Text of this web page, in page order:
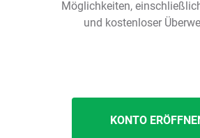
Möglichkeiten,
und kostenloser
KONTO